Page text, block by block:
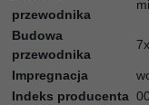
przewodnika
Budowa
przewodnika
Impregnacja
Indeks producenta